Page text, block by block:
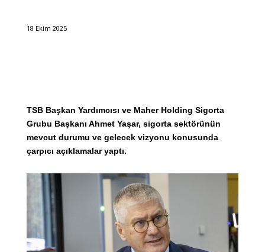
18 Ekim 2025
TSB Başkan Yardımcısı ve Maher Holding Sigorta
Grubu Başkanı Ahmet Yaşar, sigorta sektörünün
mevcut durumu ve gelecek vizyonu konusunda
çarpıcı açıklamalar yaptı.